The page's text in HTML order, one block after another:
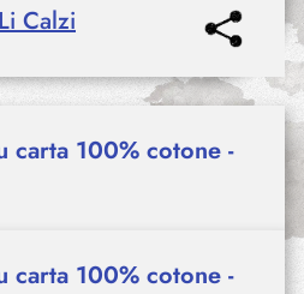
Calzi
carta 100% cotone -
carta 100% cotone -